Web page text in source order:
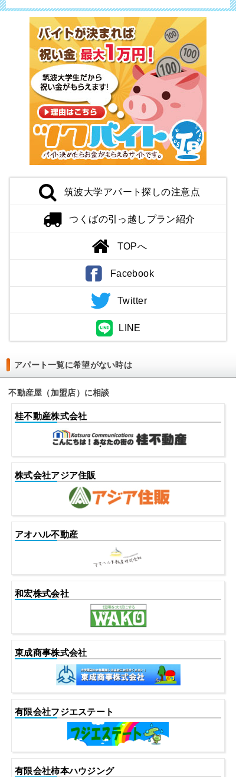
筑波大学アパート探しの注意点
つくばの引っ越しプラン紹介
TOPへ
Facebook
Twitter
LINE
アパート一覧に希望がない時は
不動産屋（加盟店）に相談
桂不動産株式会社
株式会社アジア住販
アオハル不動産
和宏株式会社
東成商事株式会社
有限会社フジエステート
有限会社柿本ハウジング